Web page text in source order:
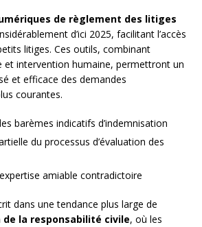
de règlement des litiges
d’ici 2025, facilitant l’accès
litiges. Ces outils, combinant
et intervention humaine, permettront un
et efficace des demandes
courantes.
barèmes indicatifs d’indemnisation
du processus d’évaluation des
amiable contradictoire
dans une tendance plus large de
la responsabilité civile, où les